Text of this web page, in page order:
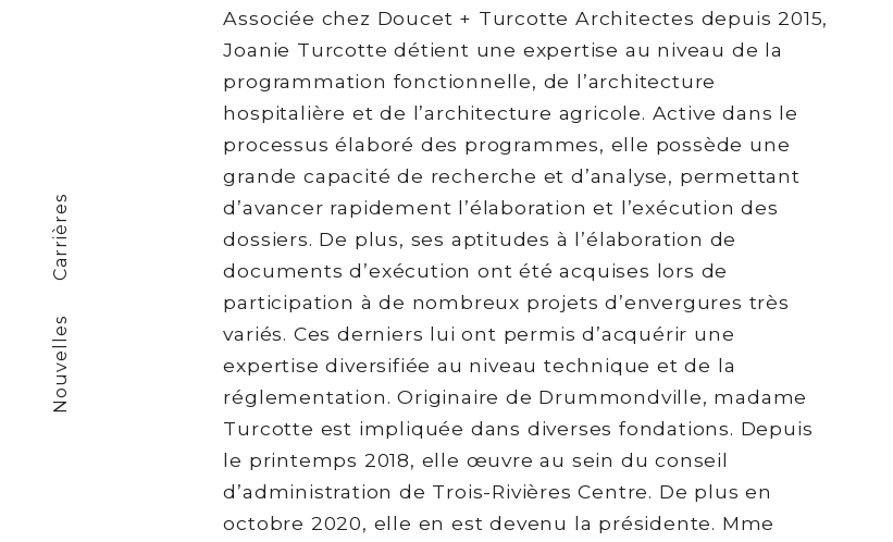
Nouvelles
Carrières
Associée chez Doucet + Turcotte Architectes depuis 2015,
Joanie Turcotte détient une expertise au niveau de la
programmation fonctionnelle, de l’architecture
hospitalière et de l’architecture agricole. Active dans le
processus élaboré des programmes, elle possède une
grande capacité de recherche et d’analyse, permettant
d’avancer rapidement l’élaboration et l’exécution des
dossiers. De plus, ses aptitudes à l’élaboration de
documents d’exécution ont été acquises lors de
participation à de nombreux projets d’envergures très
variés. Ces derniers lui ont permis d’acquérir une
expertise diversifiée au niveau technique et de la
réglementation. Originaire de Drummondville, madame
Turcotte est impliquée dans diverses fondations. Depuis
le printemps 2018, elle œuvre au sein du conseil
d’administration de Trois-Rivières Centre. De plus en
octobre 2020, elle en est devenu la présidente. Mme